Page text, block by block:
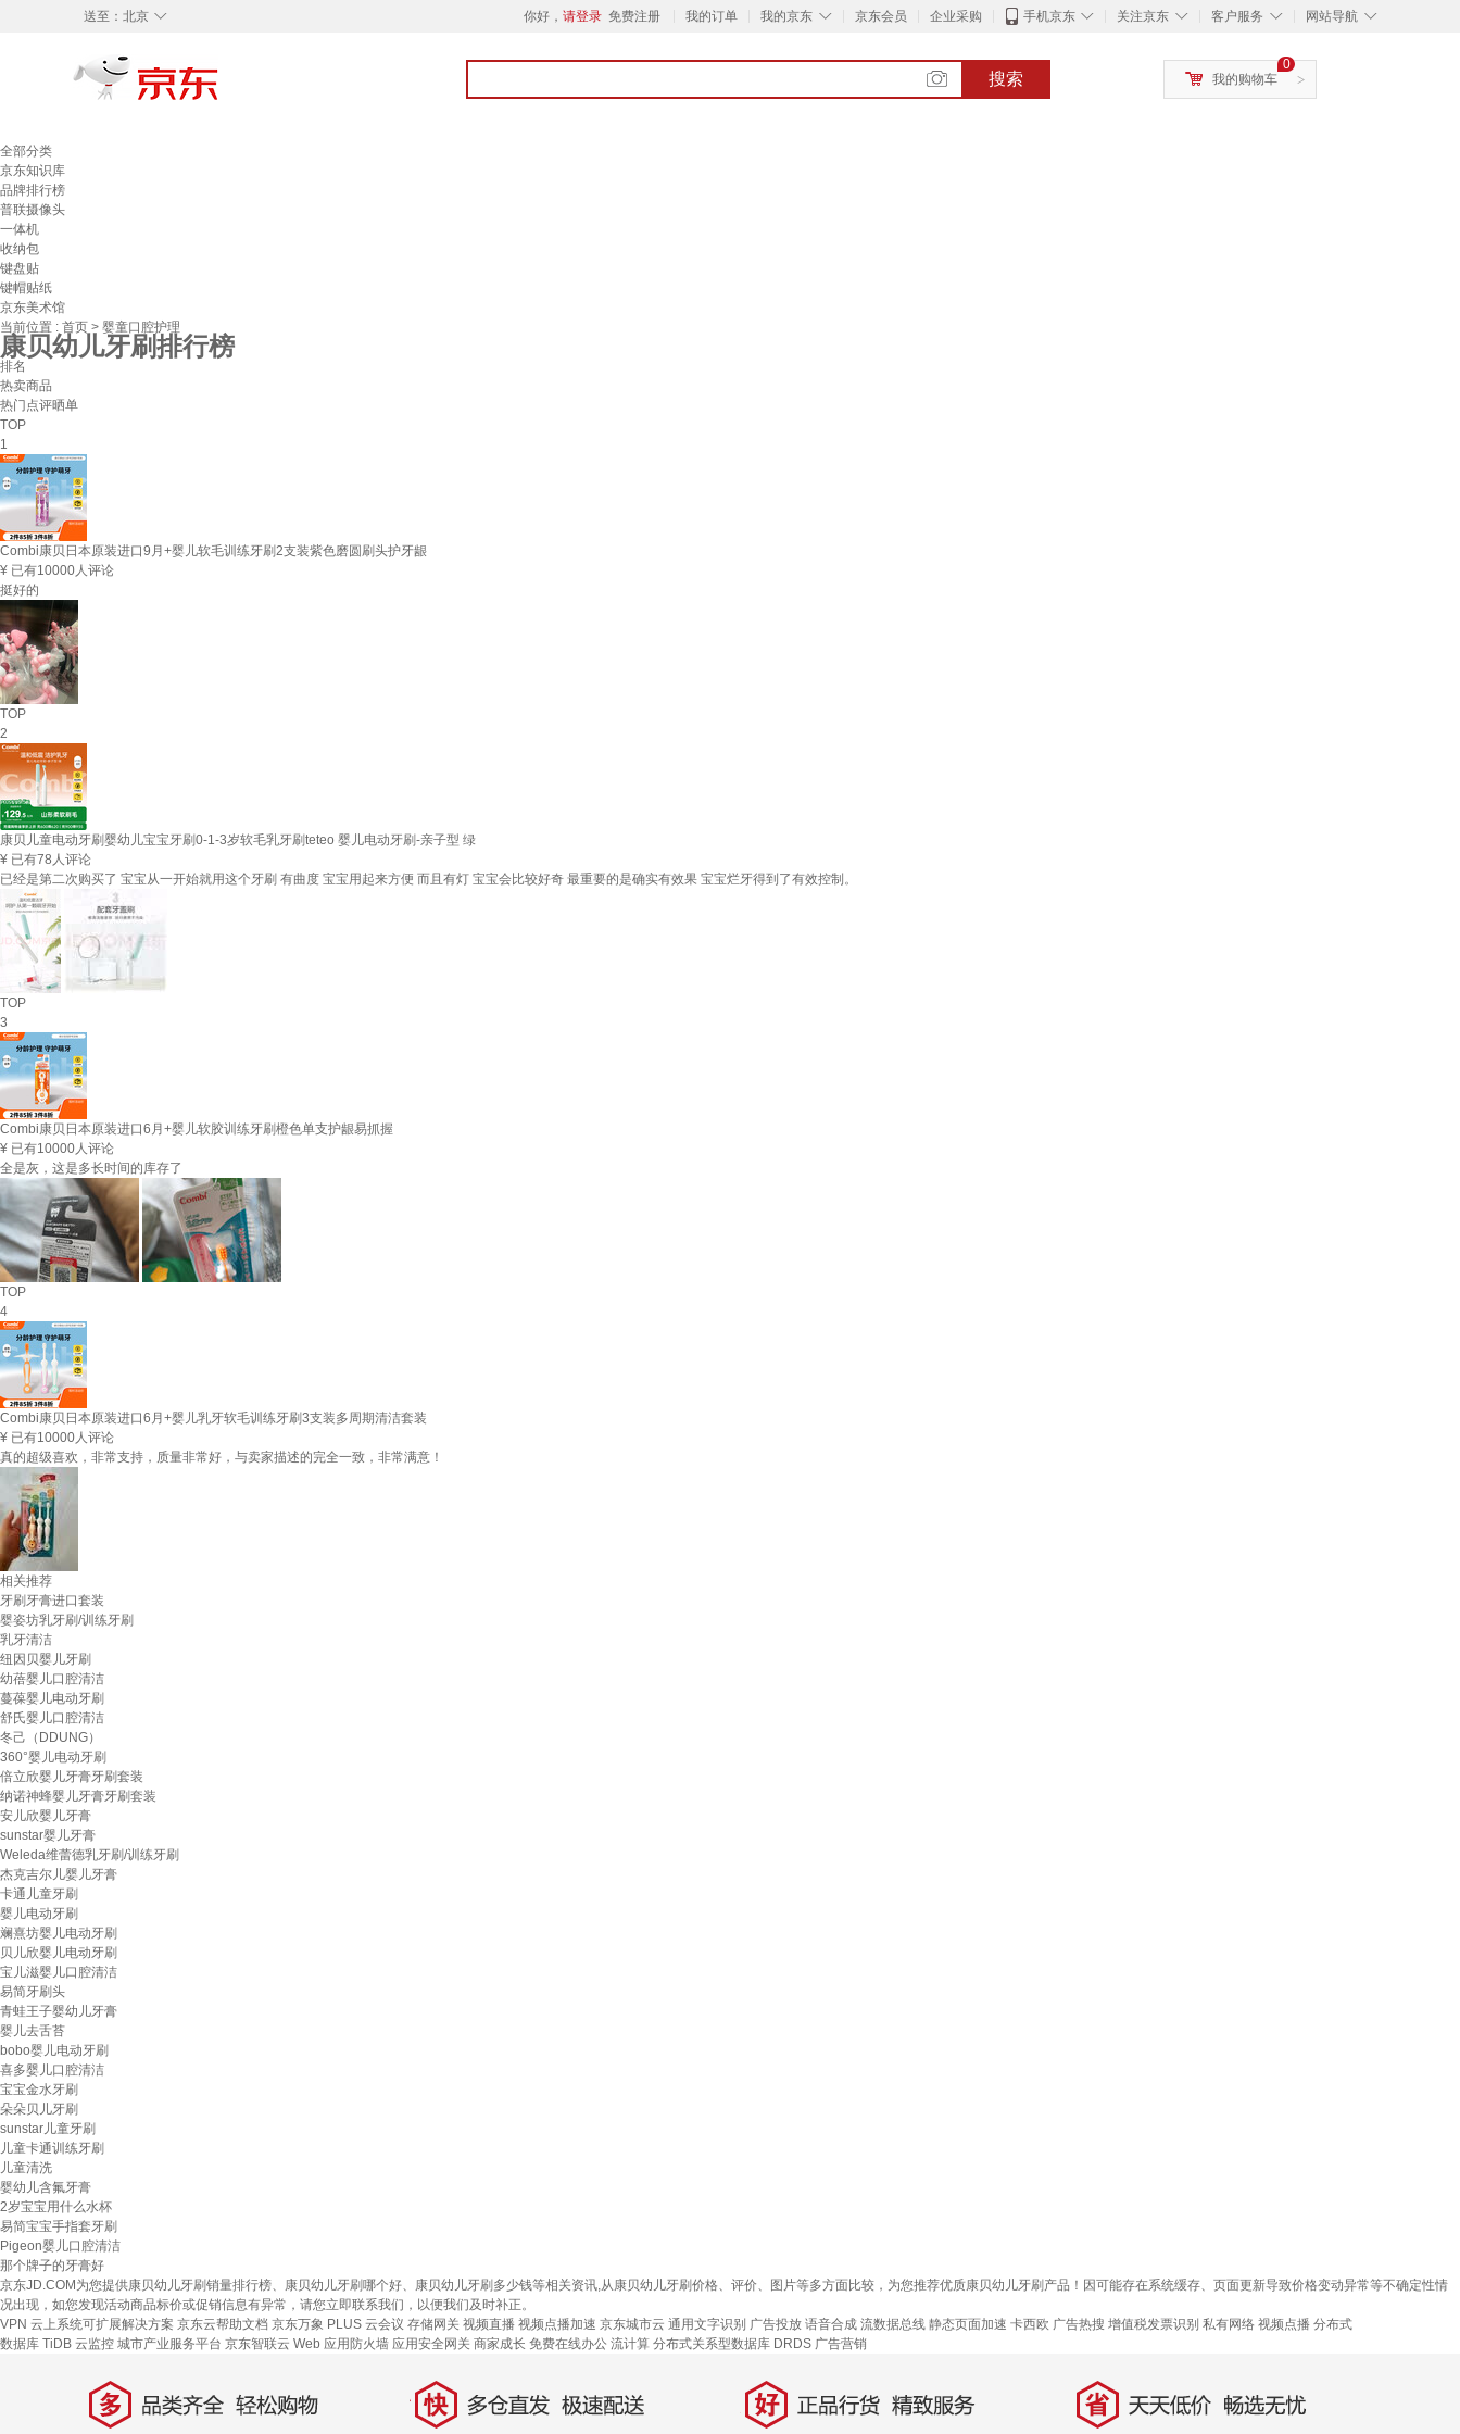
◇
送至： 北京 你好， 请登录 免费注册 我的订单 ◇
我的京东 京东会员 企业采购 ◇
手机京东 ◇
关注京东 ◇
客户服务 ◇
网站导航
搜索 >
0
我的购物车
全部分类
京东知识库
品牌排行榜
普联摄像头
一体机
收纳包
键盘贴
键帽贴纸
京东美术馆
当前位置 : 首页 > 婴童口腔护理
康贝幼儿牙刷排行榜
排名
热卖商品
热门点评晒单
TOP
1
Combi康贝日本原装进口9月+婴儿软毛训练牙刷2支装紫色磨圆刷头护牙龈
¥ 已有10000人评论
挺好的
TOP
2
康贝儿童电动牙刷婴幼儿宝宝牙刷0-1-3岁软毛乳牙刷teteo 婴儿电动牙刷-亲子型 绿
¥ 已有78人评论
已经是第二次购买了 宝宝从一开始就用这个牙刷 有曲度 宝宝用起来方便 而且有灯 宝宝会比较好奇 最重要的是确实有效果 宝宝烂牙得到了有效控制。
TOP
3
Combi康贝日本原装进口6月+婴儿软胶训练牙刷橙色单支护龈易抓握
¥ 已有10000人评论
全是灰，这是多长时间的库存了
TOP
4
Combi康贝日本原装进口6月+婴儿乳牙软毛训练牙刷3支装多周期清洁套装
¥ 已有10000人评论
真的超级喜欢，非常支持，质量非常好，与卖家描述的完全一致，非常满意！
相关推荐
牙刷牙膏进口套装
婴姿坊乳牙刷/训练牙刷
乳牙清洁
纽因贝婴儿牙刷
幼蓓婴儿口腔清洁
蔓葆婴儿电动牙刷
舒氏婴儿口腔清洁
冬己（DDUNG）
360°婴儿电动牙刷
倍立欣婴儿牙膏牙刷套装
纳诺神蜂婴儿牙膏牙刷套装
安儿欣婴儿牙膏
sunstar婴儿牙膏
Weleda维蕾德乳牙刷/训练牙刷
杰克吉尔儿婴儿牙膏
卡通儿童牙刷
婴儿电动牙刷
斓熹坊婴儿电动牙刷
贝儿欣婴儿电动牙刷
宝儿滋婴儿口腔清洁
易简牙刷头
青蛙王子婴幼儿牙膏
婴儿去舌苔
bobo婴儿电动牙刷
喜多婴儿口腔清洁
宝宝金水牙刷
朵朵贝儿牙刷
sunstar儿童牙刷
儿童卡通训练牙刷
儿童清洗
婴幼儿含氟牙膏
2岁宝宝用什么水杯
易简宝宝手指套牙刷
Pigeon婴儿口腔清洁
那个牌子的牙膏好
京东JD.COM为您提供康贝幼儿牙刷销量排行榜、康贝幼儿牙刷哪个好、康贝幼儿牙刷多少钱等相关资讯,从康贝幼儿牙刷价格、评价、图片等多方面比较，为您推荐优质康贝幼儿牙刷产品！因可能存在系统缓存、页面更新导致价格变动异常等不确定性情
况出现，如您发现活动商品标价或促销信息有异常，请您立即联系我们，以便我们及时补正。
VPN 云上系统可扩展解决方案 京东云帮助文档 京东万象 PLUS 云会议 存储网关 视频直播 视频点播加速 京东城市云 通用文字识别 广告投放 语音合成 流数据总线 静态页面加速 卡西欧 广告热搜 增值税发票识别 私有网络 视频点播 分布式
数据库 TiDB 云监控 城市产业服务平台 京东智联云 Web 应用防火墙 应用安全网关 商家成长 免费在线办公 流计算 分布式关系型数据库 DRDS 广告营销
多 品类齐全，轻松购物 快 多仓直发，极速配送 好 正品行货，精致服务 省 天天低价，畅选无忧